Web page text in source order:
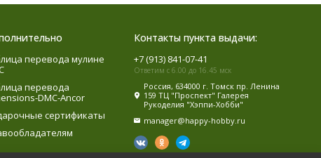
перевода мулине
перевода
DMC-Ancor
сертификаты
Контакты пункта выдачи:
+7 (913) 841-07-41
Ответим с 6.00 до 16.45 мск
Россия, 634000 г. Томск пр. Ленина
159 ТЦ "Проспект" Галерея
Рукоделия "Хэппи-Хобби"
manager@happy-hobby.ru